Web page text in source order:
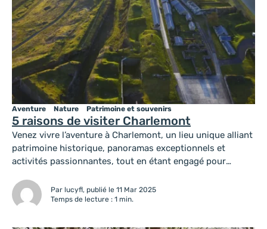
5 raisons de visiter Charlemont
Aventure Nature Patrimoine et souvenirs
Venez vivre l’aventure à Charlemont, un lieu unique alliant
patrimoine historique, panoramas exceptionnels et
activités passionnantes, tout en étant engagé pour
dans une expérience inoubliable !
Par lucyfl, publié le 11 Mar 2025
Temps de lecture : 1 min.